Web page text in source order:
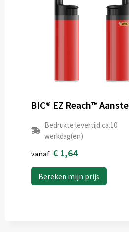
BIC® EZ Reach™
Bedrukte levertijd ca.10
werkdag(en)
vanaf € 1,64
Bereken mijn prijs